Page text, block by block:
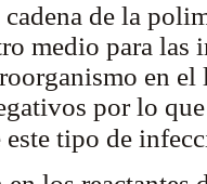
de la
medio para las
en
por lo
este tipo de